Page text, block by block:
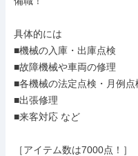
具体的には
■機械の入庫・出庫点検
■故障機械や車両の修理
■各機械の法定点検・月例点
■出張修理
■来客対応 など
［アイテム数は7000点！］